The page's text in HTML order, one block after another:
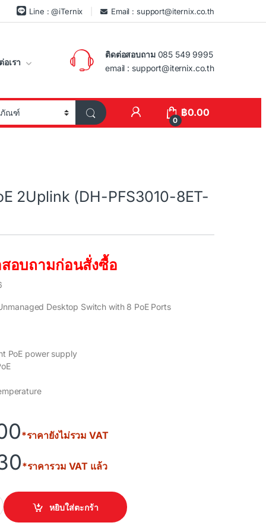
Line : @iTernix Email : support@iternix.co.th
อเรา
ติดต่อสอบถาม085 549 9995
email : support@iternix.co.th
0
฿0.00
2Uplink (DH-PFS3010-8ET-
อบถามก่อนสั่งซื้อ
Desktop Switch with 8 PoE Ports
PoE power supply
*ราคายังไม่รวม VAT
*ราคารวม VAT แล้ว
(DH-PFS3010-8ET-96) quantity
หยิบใส่ตะกร้า